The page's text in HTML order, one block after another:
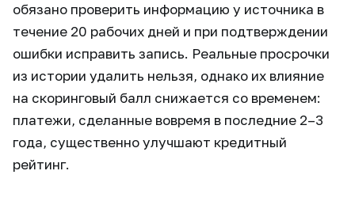
обязано проверить информацию у источника в
течение 20 рабочих дней и при подтверждении
ошибки исправить запись. Реальные просрочки
из истории удалить нельзя, однако их влияние
на скоринговый балл снижается со временем:
платежи, сделанные вовремя в последние 2–3
года, существенно улучшают кредитный
рейтинг.